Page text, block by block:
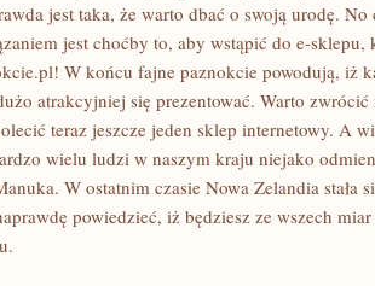
jest taka, że warto dbać o swoją urodę. No
jest choćby to, aby wstąpić do e-sklepu,
W końcu fajne paznokcie powodują, iż
atrakcyjniej się prezentować. Warto
teraz jeszcze jeden sklep internetowy. A
wielu ludzi w naszym kraju niejako
W ostatnim czasie Nowa Zelandia stała
powiedzieć, iż będziesz ze wszech